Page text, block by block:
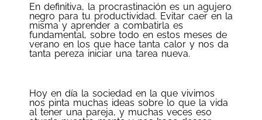
En definitiva, la procrastinación es un agujero
negro para tu productividad. Evitar caer en la
misma y aprender a combatirla es
fundamental, sobre todo en estos meses de
verano en los que hace tanta calor y nos da
tanta pereza iniciar una tarea nueva.
Hoy en día la sociedad en la que vivimos
nos pinta muchas ideas sobre lo que la vida
al tener una pareja, y muchas veces eso